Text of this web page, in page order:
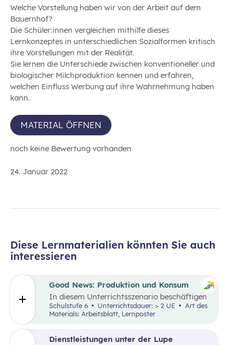
Welche Vorstellung haben wir von der Arbeit auf dem
Bauernhof?
Die Schüler:innen vergleichen mithilfe dieses
Lernkonzeptes in unterschiedlichen Sozialformen kritisch
ihre Vorstellungen mit der Realität.
Sie lernen die Unterschiede zwischen konventioneller und
biologischer Milchproduktion kennen und erfahren,
welchen Einfluss Werbung auf ihre Wahrnehmung haben
kann.
MATERIAL ÖFFNEN
noch keine Bewertung vorhanden
24. Januar 2022
Diese Lernmaterialien könnten Sie auch
interessieren
Dienstleistungen unter der Lupe
Good News: Produktion und Konsum
In diesem Unterrichtsszenario beschäftigen
sich die Schüler:innen mit positiven
Nachrichten und Beispielen aus dem
Schulstufe 6 Unterrichtsdauer: > 2 UE
Materials: Arbeitsblatt, Lernposter